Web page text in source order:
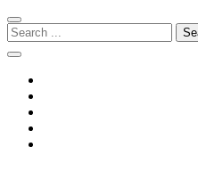
Skip
to
navigation
Skip
to
content
Search
for: